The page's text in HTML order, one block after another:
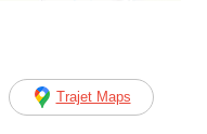
Trajet Maps